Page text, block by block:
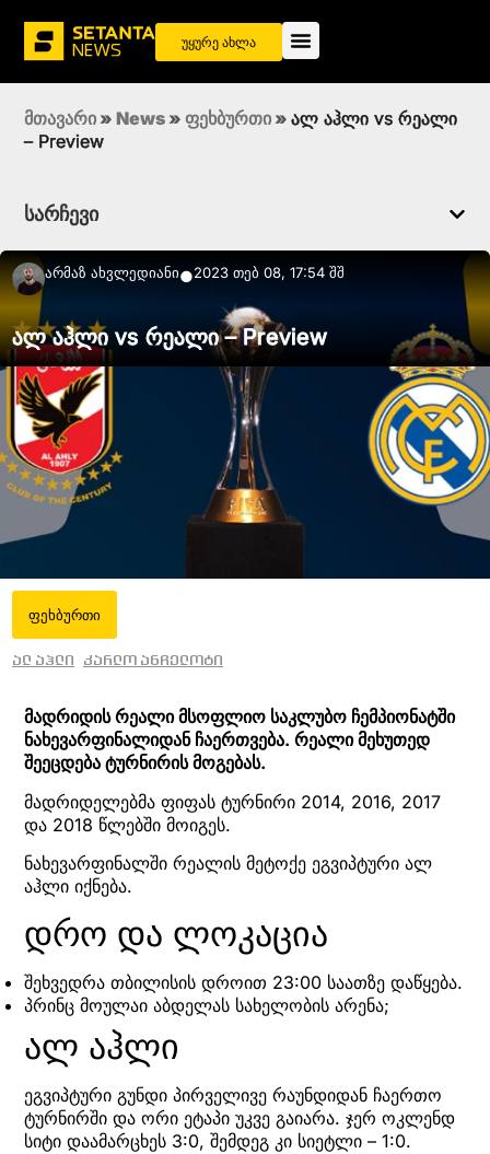
უყურე ახლა
მთავარი » News » ფეხბურთი » ალ აჰლი vs რეალი
– Preview
სარჩევი
Არმაზ Ახვლედიანი●2023 თებ 08, 17:54 შშ
ალ აჰლი vs რეალი – Preview
ფეხბურთი
ალ აჰლი კარლო ანჩელოტი
მადრიდის რეალი მსოფლიო საკლუბო ჩემპიონატში
ნახევარფინალიდან ჩაერთვება. რეალი მეხუთედ
შეეცდება ტურნირის მოგებას.
მადრიდელებმა ფიფას ტურნირი 2014, 2016, 2017
და 2018 წლებში მოიგეს.
ნახევარფინალში რეალის მეტოქე ეგვიპტური ალ
აჰლი იქნება.
დრო და ლოკაცია
შეხვედრა თბილისის დროით 23:00 საათზე დაწყება.
პრინც მოულაი აბდელას სახელობის არენა;
ალ აჰლი
ეგვიპტური გუნდი პირველივე რაუნდიდან ჩაერთო
ტურნირში და ორი ეტაპი უკვე გაიარა. ჯერ ოკლენდ
სიტი დაამარცხეს 3:0, შემდეგ კი სიეტლი – 1:0.